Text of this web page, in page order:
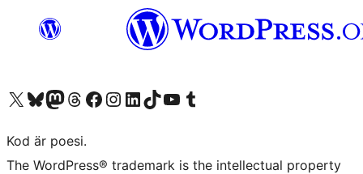
Besök vår X-konto (f.d. Twitter)
Besök vårt Bluesky-konto
Besök vårt Mastodon-konto
Besök vårt Thread-konto
Besök vår Facebook-sidaBesök vårt Instagram-konto
Besök vårt LinkedIn-konto
Besök vårt TikTok-konto
Besök vår YouTube-kanalBesök vårt Tumblr-konto
Kod är poesi.
The WordPress® trademark is the intellectual property